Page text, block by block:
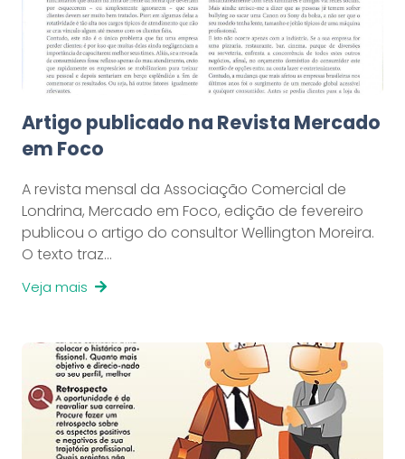
Artigo publicado na Revista Mercado
em Foco
A revista mensal da Associação Comercial de
Londrina, Mercado em Foco, edição de fevereiro
publicou o artigo do consultor Wellington Moreira.
O texto traz…
Veja mais